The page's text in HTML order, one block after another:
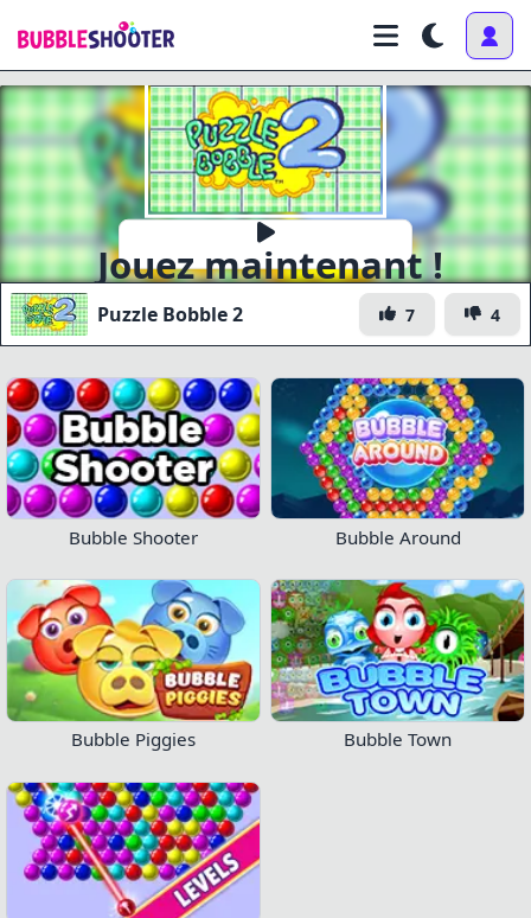
Jouez maintenant !
Puzzle Bobble 2 7 4
Bubble Shooter Bubble Around
Bubble Piggies Bubble Town